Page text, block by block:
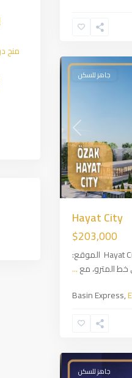
Previous
جاهز للسكن
Hayat City
$203,000
فرصة استثمارية مميزة في مشروع Hayat City الموقع:
المترو، مع...
Basin Express,
جاهز للسكن